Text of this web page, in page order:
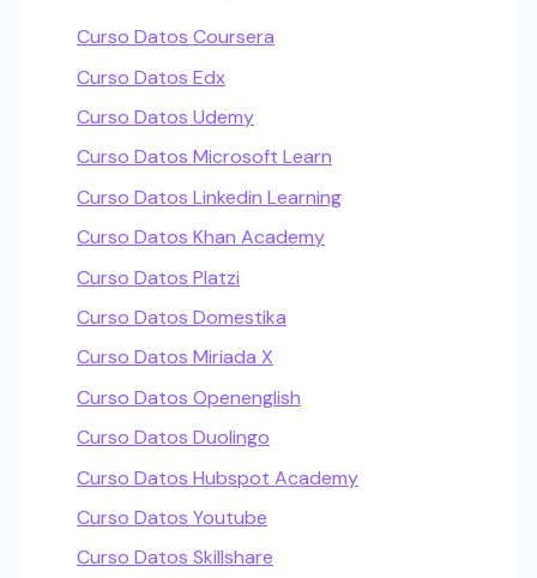
Curso Datos Coursera
Curso Datos Edx
Curso Datos Udemy
Curso Datos Microsoft Learn
Curso Datos Linkedin Learning
Curso Datos Khan Academy
Curso Datos Platzi
Curso Datos Domestika
Curso Datos Miriada X
Curso Datos Openenglish
Curso Datos Duolingo
Curso Datos Hubspot Academy
Curso Datos Youtube
Curso Datos Skillshare